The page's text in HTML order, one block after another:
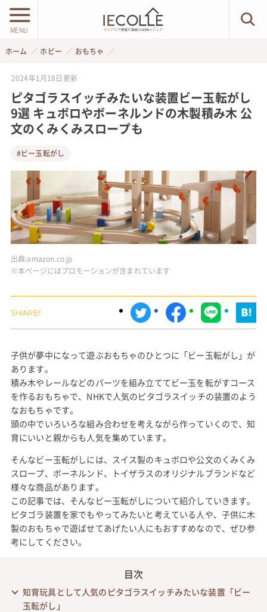
MENU
ホーム ホビー おもちゃ
2024年1月18日 更新
ピタゴラスイッチみたいな装置ビー玉転がし
9選 キュボロやボーネルンドの木製積み木 公
文のくみくみスロープも
#ビー玉転がし
出典:amazon.co.jp
※本ページにはプロモーションが含まれています
子供が夢中になって遊ぶおもちゃのひとつに「ビー玉転がし」が
あります。
積み木やレールなどのパーツを組み立ててビー玉を転がすコース
を作るおもちゃで、NHKで人気のピタゴラスイッチの装置のよう
なおもちゃです。
頭の中でいろいろな組み合わせを考えながら作っていくので、知
育にいいと親からも人気を集めています。
そんなビー玉転がしには、スイス製のキュボロや公文のくみくみ
スロープ、ボーネルンド、トイザラスのオリジナルブランドなど
様々な商品があります。
この記事では、そんなビー玉転がしについて紹介していきます。
ピタゴラ装置を家でもやってみたいと考えている人や、子供に木
製のおもちゃで遊ばせてあげたい人にもおすすめなので、ぜひ参
考にしてください。
目次
知育玩具として人気のピタゴラスイッチみたいな装置「ビー
玉転がし」